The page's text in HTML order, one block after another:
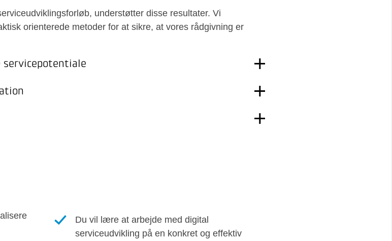
understøtter disse resultater. Vi
orienterede metoder for at sikre, at vores rådgivning er
servicepotentiale
Du vil lære at arbejde med digital
serviceudvikling på en konkret og effektiv